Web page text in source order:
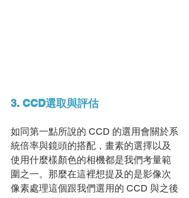
3. CCD選取與評估
如同第⼀點所說的 CCD 的選⽤會關於系
統倍率與鏡頭的搭配，畫素的選擇以及
使⽤什麼樣顏⾊的相機都是我們考量範
圍之⼀。那麼在這裡想提及的是影像次
像素處理這個跟我們選⽤的 CCD 與之後